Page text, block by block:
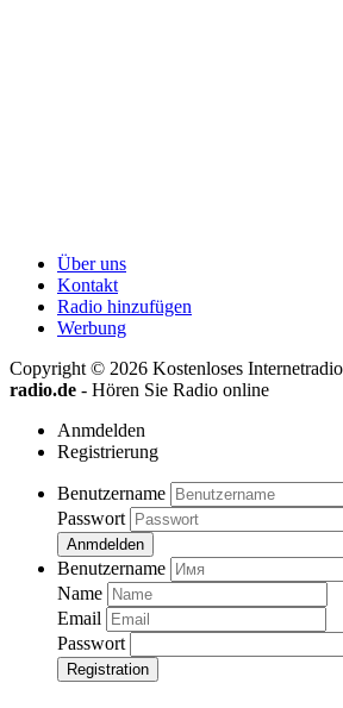
Über uns
Kontakt
Radio hinzufügen
Werbung
Copyright © 2026 Kostenloses
radio.de - Hören Sie Radio online
Anmdelden
Registrierung
Benutzername
Passwort
Anmdelden
Benutzername
Name
Email
Passwort
Registration